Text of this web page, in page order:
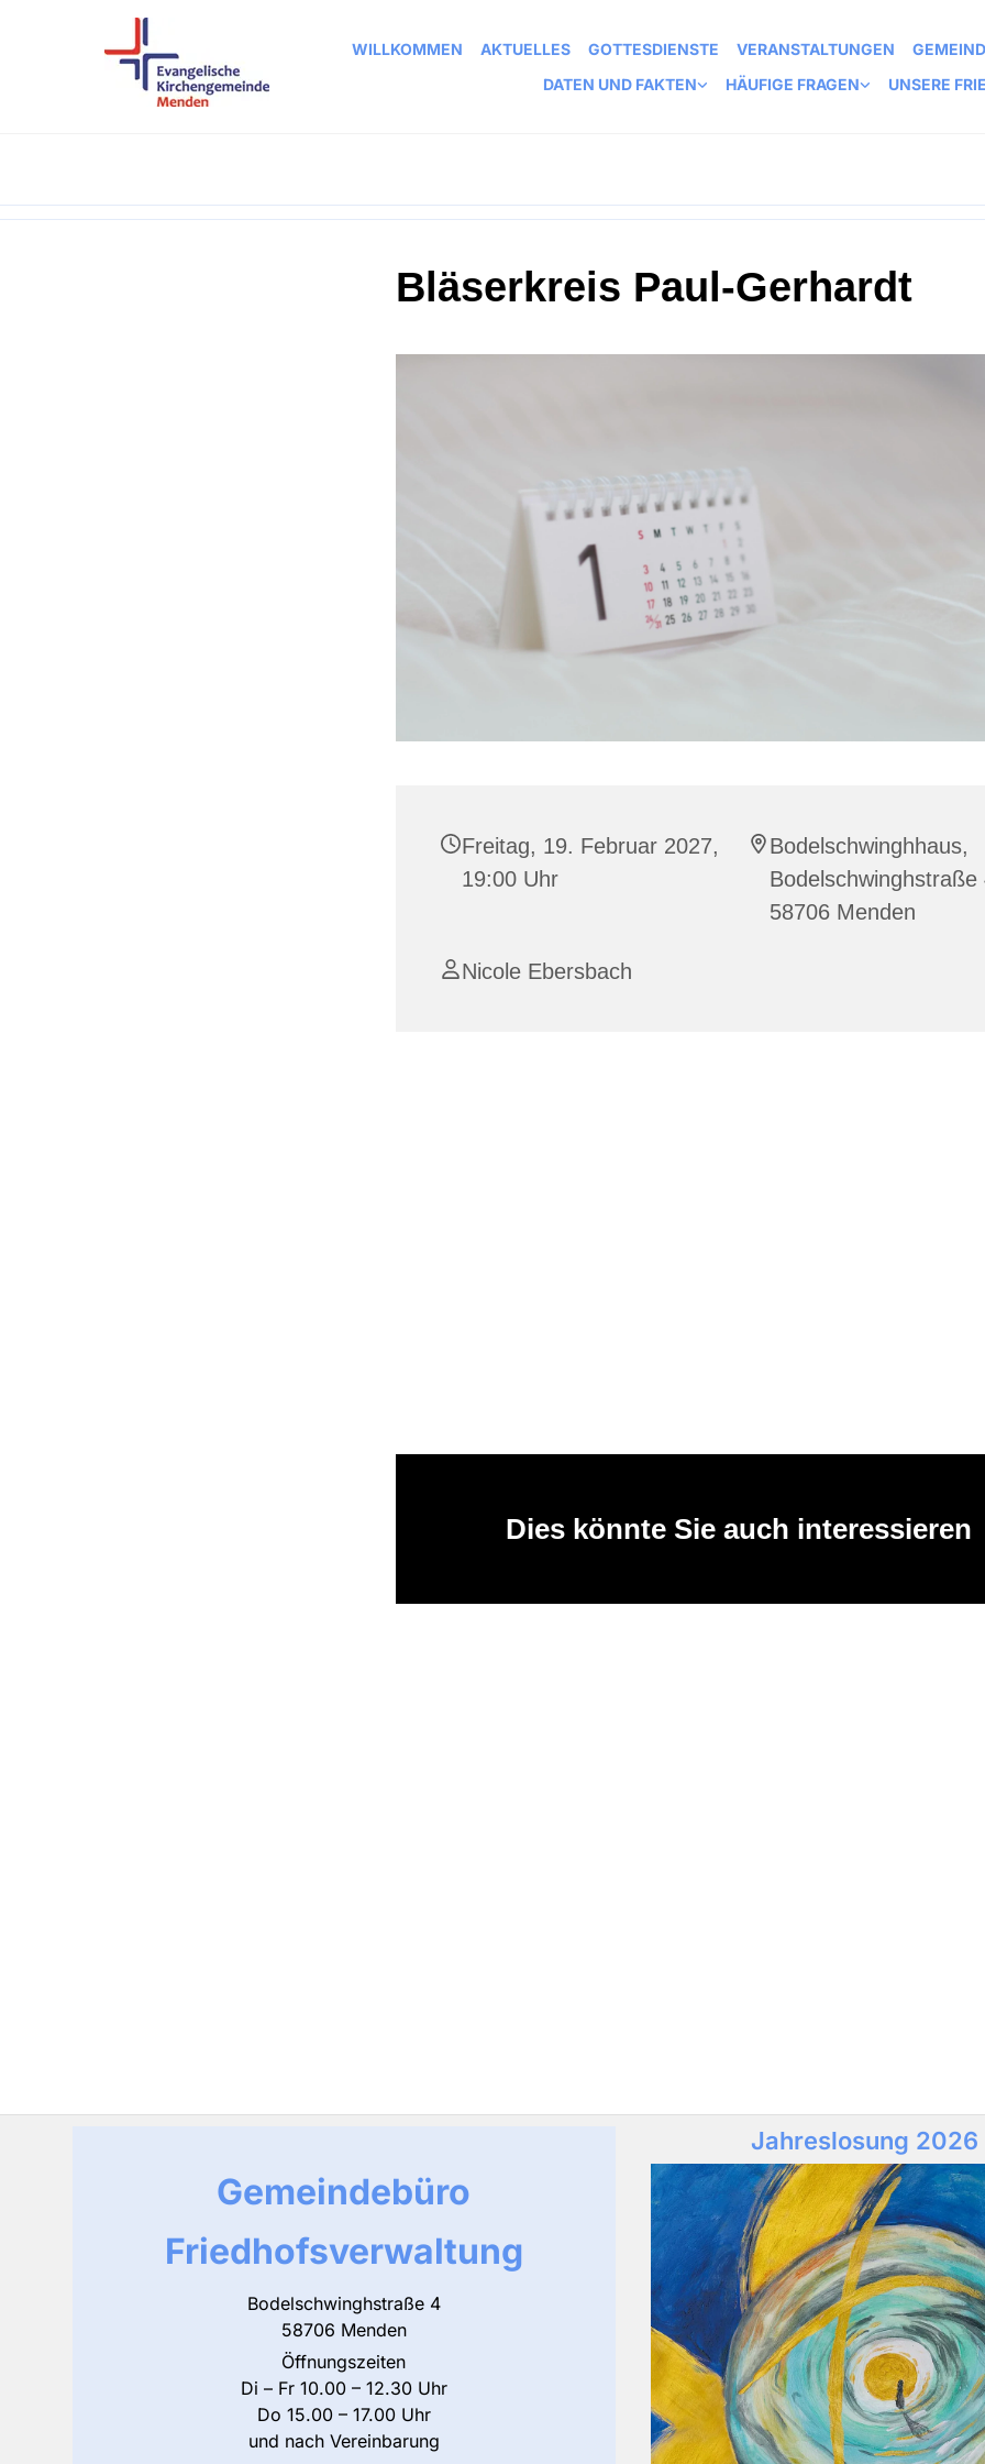
WILLKOMMEN AKTUELLES GOTTESDIENSTE VERANSTALTUNGEN
DATEN UND FAKTEN
HÄUFIGE FRAGEN UNSERE
Bläserkreis Paul-Gerhardt
Freitag, 19. Februar 2027,
19:00 Uhr
Bodelschwinghhaus,
Bodelschwinghstraße
58706 Menden
Nicole Ebersbach
Dies könnte Sie auch interessieren
Gemeindebüro
Friedhofsverwaltung
Bodelschwinghstraße 4
58706 Menden
Öffnungszeiten
Di – Fr 10.00 – 12.30 Uhr
Do 15.00 – 17.00 Uhr
und nach Vereinbarung
Jahreslosung 2026